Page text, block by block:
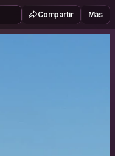
Compartir Más